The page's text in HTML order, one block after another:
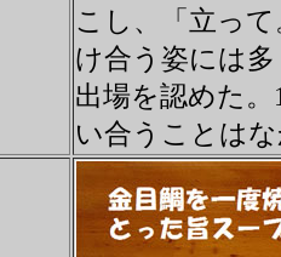
こし、「立っ
け合う姿には
出場を認めた
い合うことは